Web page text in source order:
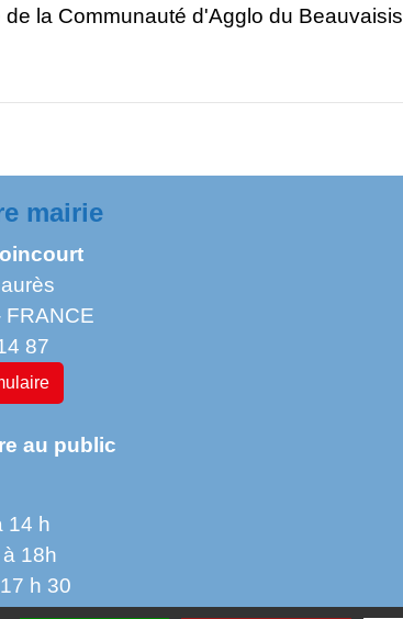
la Communauté d'Agglo du Beauvaisis
mairie
FRANCE
87
au public
14 h
18h
h 30